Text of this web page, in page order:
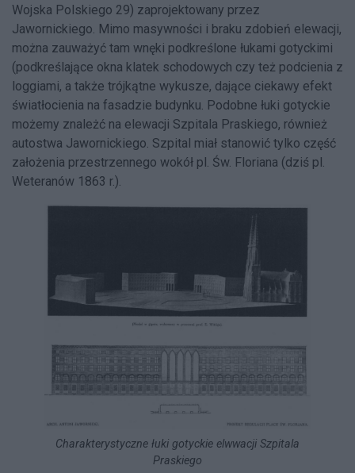
Wojska Polskiego 29) zaprojektowany przez
Jawornickiego. Mimo masywności i braku zdobień elewacji,
można zauważyć tam wnęki podkreślone łukami gotyckimi
(podkreślające okna klatek schodowych czy też podcienia z
loggiami, a także trójkątne wykusze, dające ciekawy efekt
światłocienia na fasadzie budynku. Podobne łuki gotyckie
możemy znależć na elewacji Szpitala Praskiego, również
autostwa Jawornickiego. Szpital miał stanowić tylko część
założenia przestrzennego wokół pl. Św. Floriana (dziś pl.
Weteranów 1863 r.).
Charakterystyczne łuki gotyckie elwwacji Szpitala
Praskiego